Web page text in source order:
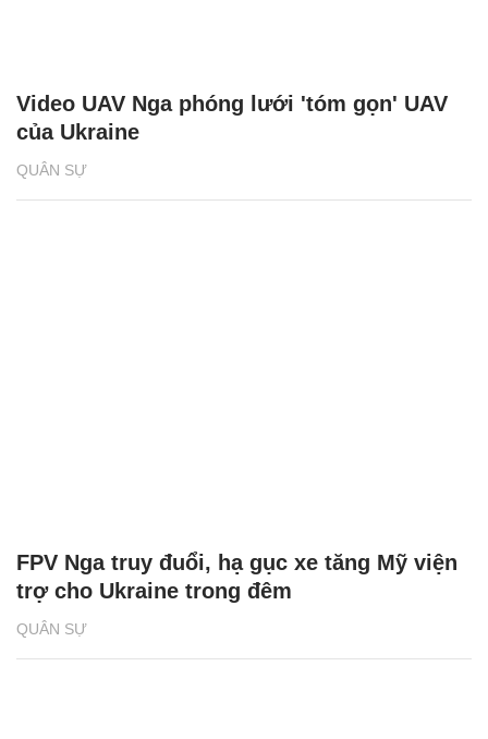
QUÂN SỰ
Video UAV Nga phóng lưới 'tóm gọn' UAV
của Ukraine
QUÂN SỰ
FPV Nga truy đuổi, hạ gục xe tăng Mỹ viện
trợ cho Ukraine trong đêm